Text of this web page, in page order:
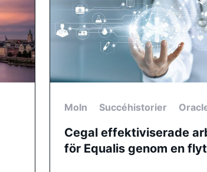
Moln Succéhistorier
Cegal effektiviserade
för Equalis genom en